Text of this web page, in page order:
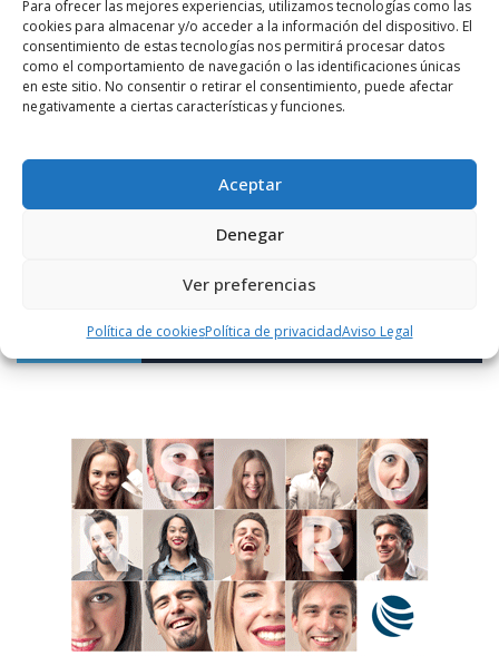
Para ofrecer las mejores experiencias, utilizamos tecnologías como las
cookies para almacenar y/o acceder a la información del dispositivo. El
consentimiento de estas tecnologías nos permitirá procesar datos
como el comportamiento de navegación o las identificaciones únicas
en este sitio. No consentir o retirar el consentimiento, puede afectar
negativamente a ciertas características y funciones.
Aceptar
Denegar
Ver preferencias
Política de cookiesPolítica de privacidadAviso Legal
aprobado.
cómo se procesan los datos de tus comentarios.
PUBLICIDAD